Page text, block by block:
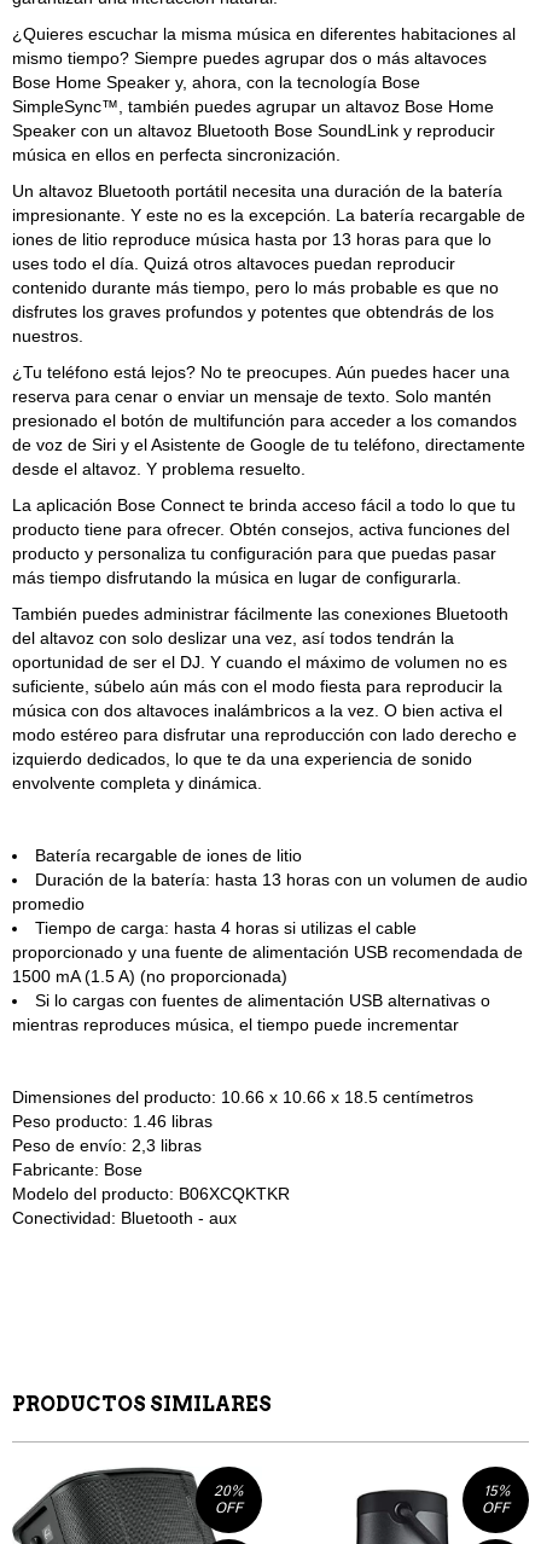
¿Quieres escuchar la misma música en diferentes habitaciones al
mismo tiempo? Siempre puedes agrupar dos o más altavoces
Bose Home Speaker y, ahora, con la tecnología Bose
SimpleSync™, también puedes agrupar un altavoz Bose Home
Speaker con un altavoz Bluetooth Bose SoundLink y reproducir
música en ellos en perfecta sincronización.
Un altavoz Bluetooth portátil necesita una duración de la batería
impresionante. Y este no es la excepción. La batería recargable de
iones de litio reproduce música hasta por 13 horas para que lo
uses todo el día. Quizá otros altavoces puedan reproducir
contenido durante más tiempo, pero lo más probable es que no
disfrutes los graves profundos y potentes que obtendrás de los
nuestros.
¿Tu teléfono está lejos? No te preocupes. Aún puedes hacer una
reserva para cenar o enviar un mensaje de texto. Solo mantén
presionado el botón de multifunción para acceder a los comandos
de voz de Siri y el Asistente de Google de tu teléfono, directamente
desde el altavoz. Y problema resuelto.
La aplicación Bose Connect te brinda acceso fácil a todo lo que tu
producto tiene para ofrecer. Obtén consejos, activa funciones del
producto y personaliza tu configuración para que puedas pasar
más tiempo disfrutando la música en lugar de configurarla.
También puedes administrar fácilmente las conexiones Bluetooth
del altavoz con solo deslizar una vez, así todos tendrán la
oportunidad de ser el DJ. Y cuando el máximo de volumen no es
suficiente, súbelo aún más con el modo fiesta para reproducir la
música con dos altavoces inalámbricos a la vez. O bien activa el
modo estéreo para disfrutar una reproducción con lado derecho e
izquierdo dedicados, lo que te da una experiencia de sonido
envolvente completa y dinámica.
Batería recargable de iones de litio
Duración de la batería: hasta 13 horas con un volumen de audio
promedio
Tiempo de carga: hasta 4 horas si utilizas el cable
proporcionado y una fuente de alimentación USB recomendada de
1500 mA (1.5 A) (no proporcionada)
Si lo cargas con fuentes de alimentación USB alternativas o
mientras reproduces música, el tiempo puede incrementar
Dimensiones del producto: 10.66 x 10.66 x 18.5 centímetros
Peso producto: 1.46 libras
Peso de envío: 2,3 libras
Fabricante: Bose
Modelo del producto: B06XCQKTKR
Conectividad: Bluetooth - aux
PRODUCTOS SIMILARES
20%
OFF
15%
OFF